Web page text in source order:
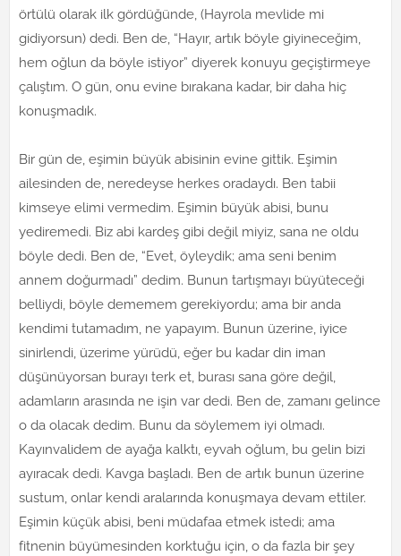
örtülü olarak ilk gördüğünde, (Hayrola mevlide mi
gidiyorsun) dedi. Ben de, “Hayır, artık böyle giyineceğim,
hem oğlun da böyle istiyor” diyerek konuyu geçiştirmeye
çalıştım. O gün, onu evine bırakana kadar, bir daha hiç
konuşmadık.
Bir gün de, eşimin büyük abisinin evine gittik. Eşimin
ailesinden de, neredeyse herkes oradaydı. Ben tabii
kimseye elimi vermedim. Eşimin büyük abisi, bunu
yediremedi. Biz abi kardeş gibi değil miyiz, sana ne oldu
böyle dedi. Ben de, “Evet, öyleydik; ama seni benim
annem doğurmadı” dedim. Bunun tartışmayı büyüteceği
belliydi, böyle dememem gerekiyordu; ama bir anda
kendimi tutamadım, ne yapayım. Bunun üzerine, iyice
sinirlendi, üzerime yürüdü, eğer bu kadar din iman
düşünüyorsan burayı terk et, burası sana göre değil,
adamların arasında ne işin var dedi. Ben de, zamanı gelince
o da olacak dedim. Bunu da söylemem iyi olmadı.
Kayınvalidem de ayağa kalktı, eyvah oğlum, bu gelin bizi
ayıracak dedi. Kavga başladı. Ben de artık bunun üzerine
sustum, onlar kendi aralarında konuşmaya devam ettiler.
Eşimin küçük abisi, beni müdafaa etmek istedi; ama
fitnenin büyümesinden korktuğu için, o da fazla bir şey